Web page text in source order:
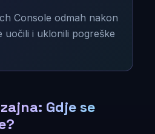
Console odmah nakon
uočili i uklonili pogreške
Gdje se